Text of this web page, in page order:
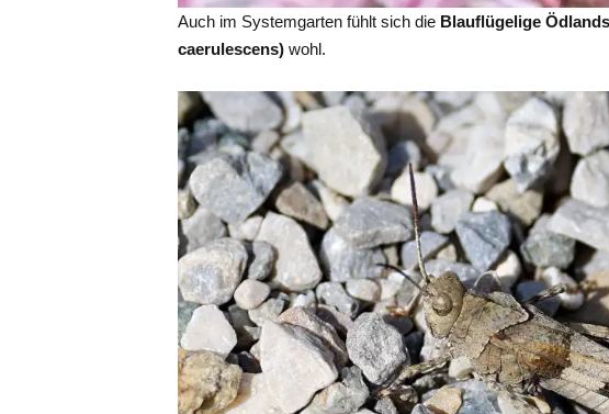
Auch im Systemgarten fühlt sich die Blauflügelige
caerulescens) wohl.